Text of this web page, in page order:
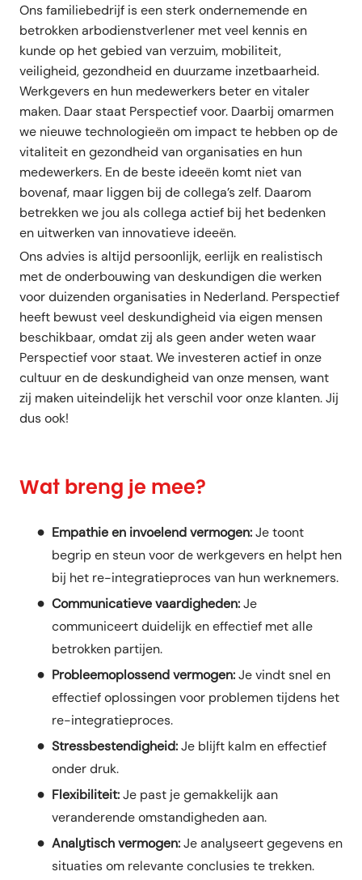
Ons familiebedrijf is een sterk ondernemende en
betrokken arbodienstverlener met veel kennis en
kunde op het gebied van verzuim, mobiliteit,
veiligheid, gezondheid en duurzame inzetbaarheid.
Werkgevers en hun medewerkers beter en vitaler
maken. Daar staat Perspectief voor. Daarbij omarmen
we nieuwe technologieën om impact te hebben op de
vitaliteit en gezondheid van organisaties en hun
medewerkers. En de beste ideeën komt niet van
bovenaf, maar liggen bij de collega’s zelf. Daarom
betrekken we jou als collega actief bij het bedenken
en uitwerken van innovatieve ideeën.
Ons advies is altijd persoonlijk, eerlijk en realistisch
met de onderbouwing van deskundigen die werken
voor duizenden organisaties in Nederland. Perspectief
heeft bewust veel deskundigheid via eigen mensen
beschikbaar, omdat zij als geen ander weten waar
Perspectief voor staat. We investeren actief in onze
cultuur en de deskundigheid van onze mensen, want
zij maken uiteindelijk het verschil voor onze klanten. Jij
dus ook!
Wat breng je mee?
Empathie en invoelend vermogen:Je toont
begrip en steun voor de werkgevers en helpt hen
bij het re-integratieproces van hun werknemers.
Communicatieve vaardigheden:Je
communiceert duidelijk en effectief met alle
betrokken partijen.
Probleemoplossend vermogen:Je vindt snel en
effectief oplossingen voor problemen tijdens het
re-integratieproces.
Stressbestendigheid:Je blijft kalm en effectief
onder druk.
Flexibiliteit:Je past je gemakkelijk aan
veranderende omstandigheden aan.
Analytisch vermogen:Je analyseert gegevens en
situaties om relevante conclusies te trekken.